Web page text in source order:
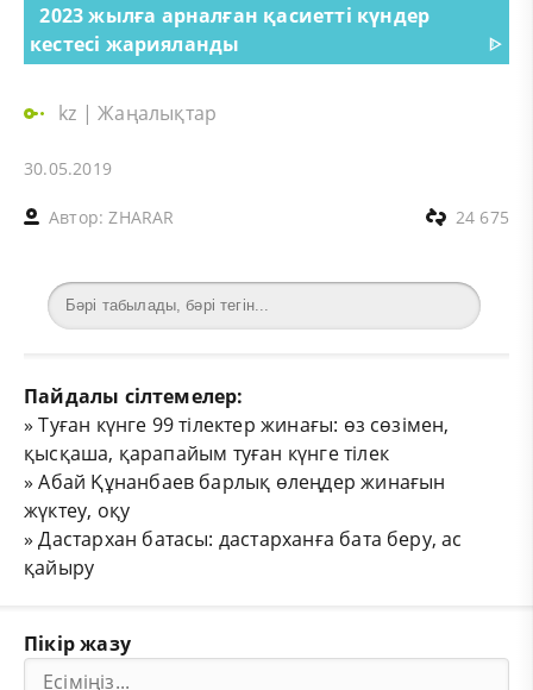
2023 жылға арналған қасиетті күндер
кестесі жарияланды
ᐈ
kz |Жаңалықтар
30.05.2019
Автор:ZHARAR 24 675
Пайдалы сілтемелер:
»Туған күнге 99 тілектер жинағы: өз сөзімен,
қысқаша, қарапайым туған күнге тілек
»Абай Құнанбаев барлық өлеңдер жинағын
жүктеу, оқу
»Дастархан батасы: дастарханға бата беру, ас
қайыру
Пікір жазу